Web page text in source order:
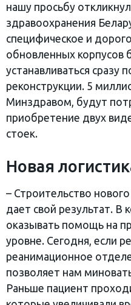
нашу просьбу
здравоохранения
специфическое и
обновленных корпусов
устанавливаться сразу
реконструкции. 5
Минздравом, будут
приобретение двух
стоек.
Новая
– Строительство
дает свой результат. В
оказывать помощь на
уровне. Сегодня, если
реанимационное
позволяет нам
Раньше пациент